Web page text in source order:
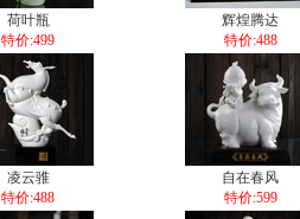
荷叶瓶
特价:499
辉煌腾达
特价:488
凌云骓
特价:488
自在春风
特价:599